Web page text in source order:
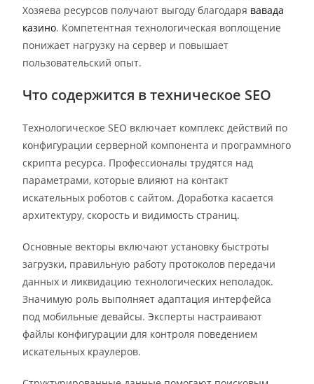
Хозяева ресурсов получают выгоду благодаря вавада
казино. Компетентная технологическая воплощение
понижает нагрузку на сервер и повышает
пользовательский опыт.
Что содержится в техническое SEO
Технологическое SEO включает комплекс действий по
конфигурации серверной компонента и программного
скрипта ресурса. Профессионалы трудятся над
параметрами, которые влияют на контакт
искательных роботов с сайтом. Доработка касается
архитектуру, скорость и видимость страниц.
Основные векторы включают установку быстроты
загрузки, правильную работу протоколов передачи
данных и ликвидацию технологических неполадок.
Значимую роль выполняет адаптация интерфейса
под мобильные девайсы. Эксперты настраивают
файлы конфигурации для контроля поведением
искательных краулеров.